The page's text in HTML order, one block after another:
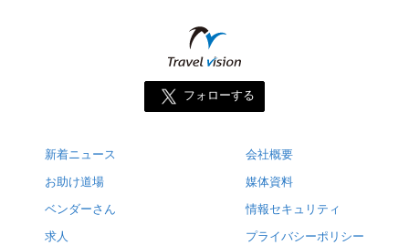
フォローする
新着ニュース
お助け道場
ベンダーさん
求人
会社概要
媒体資料
情報セキュリティ
プライバシーポリシー